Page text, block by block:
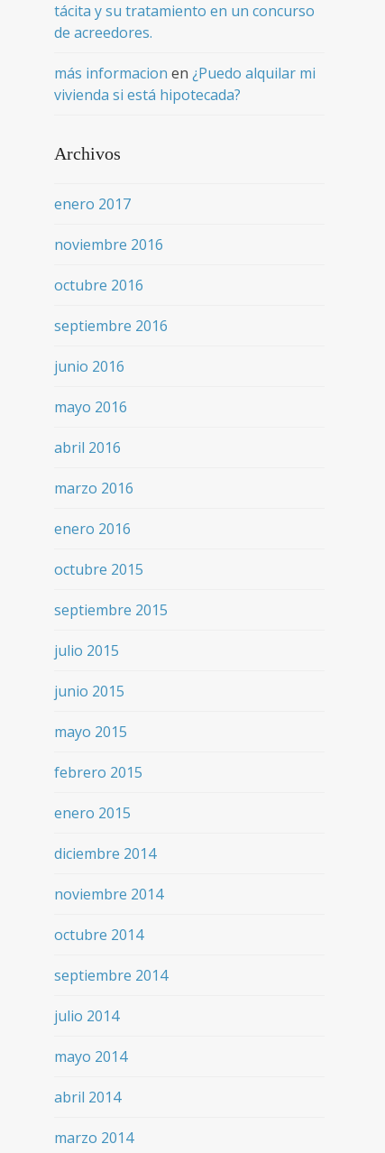
tácita y su tratamiento en un concurso
de acreedores.
más informacion en ¿Puedo alquilar mi
vivienda si está hipotecada?
Archivos
enero 2017
noviembre 2016
octubre 2016
septiembre 2016
junio 2016
mayo 2016
abril 2016
marzo 2016
enero 2016
octubre 2015
septiembre 2015
julio 2015
junio 2015
mayo 2015
febrero 2015
enero 2015
diciembre 2014
noviembre 2014
octubre 2014
septiembre 2014
julio 2014
mayo 2014
abril 2014
marzo 2014